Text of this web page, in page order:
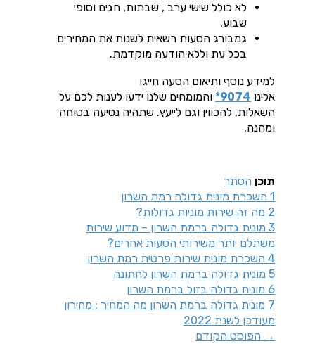
לא כולל שישי ערב , שבתות, חגים וסופי
שבוע.
גמבורג הסעות רשאית לשנות את המחירים
בכל עת וללא הודעה מוקדמת.
למידע נוסף ותיאום הסעה חייגו
אלינו 9074* והמומחים שלנו ידעו לענות לכם על
השאלות, להכווין וגם לייעץ. שתהיה נסיעה בטוחה
ומהנה.
תוכן הסתר
1 השכרת מונית גדולה רמת השרון
2 מה זה שירות מוניות גדולות?
3 מונית גדולה ברמת השרון – מדוע שירות
משתלם יותר משירותי הסעות אחרים?
4 השכרת מונית שירות פרטית רמת השרון
5 מונית גדולה ברמת השרון לחתונה
6 מונית גדולה בזול ברמת השרון
7 מונית גדולה ברמת השרון מה המחיר : מחירון
מעודכן לשנת 2022
→ הפוסט הקודם